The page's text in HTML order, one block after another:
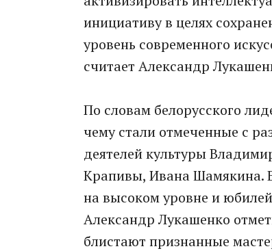
инициативу в целях
уровень современного
считает Александр
По словам белорусского
чему стали отмеченные с
деятелей культуры
Крапивы, Ивана Шамякина.
на высоком уровне и
Александр Лукашенко
блистают признанные